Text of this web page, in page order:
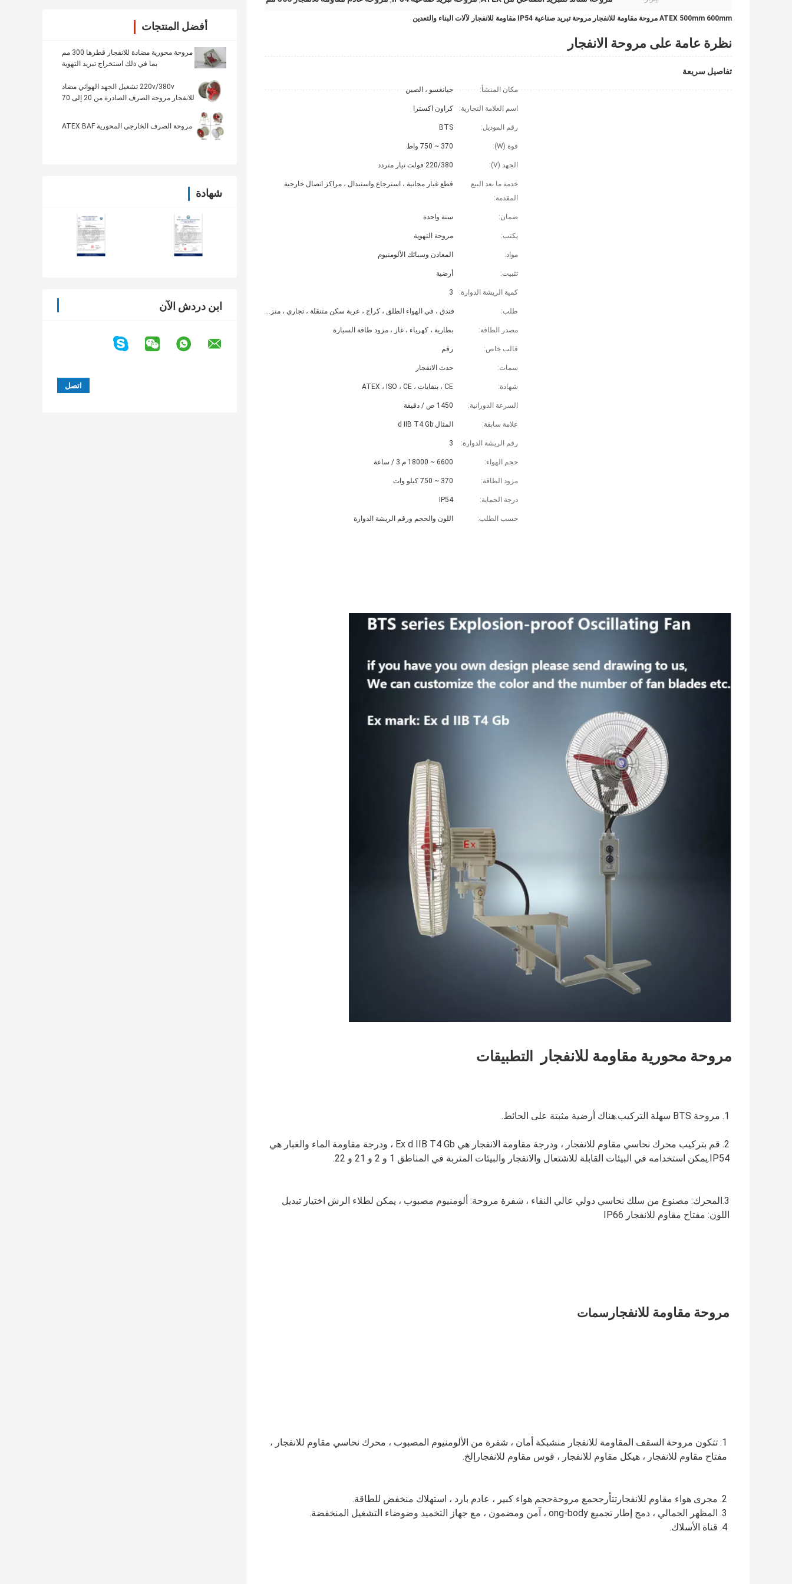
أفضل المنتجات
مروحة محورية مضادة للانفجار قطرها 300 مم
بما في ذلك استخراج تبريد التهوية
220v/380v تشغيل الجهد الهوائي مضاد
للانفجار مروحة الصرف الصادرة من 20 إلى 70
مروحة الصرف الخارجي المحورية ATEX BAF
شهادة
ابن دردش الآن
ATEX 500mm 600mm مروحة مقاومة للانفجار مروحة تبريد صناعية IP54 مقاومة للانفجار لآلات البناء والتعدين
نظرة عامة على مروحة الانفجار
تفاصيل سريعة
مكان المنشأ: جيانغسو ، الصين
اسم العلامة التجارية: كراون اكسترا
رقم الموديل: BTS
قوة (W): 370 ~ 750 واط
الجهد (V): 220/380 فولت تيار متردد
خدمة ما بعد البيع
المقدمة:
قطع غيار مجانية ، استرجاع واستبدال ، مراكز اتصال خارجية
ضمان: سنة واحدة
يكتب: مروحة التهوية
مواد: المعادن وسبائك الألومنيوم
تثبيت: أرضية
كمية الريشة الدوارة: 3
طلب: فندق ، في الهواء الطلق ، كراج ، عربة سكن متنقلة ، تجاري ، منزلي
مصدر الطاقة: بطارية ، كهرباء ، غاز ، مزود طاقة السيارة
قالب خاص: رقم
سمات: حدث الانفجار
شهادة: CE ، بنفايات ، ATEX ، ISO ، CE
السرعة الدورانية: 1450 ص / دقيقة
علامة سابقة: المثال d IIB T4 Gb
رقم الريشة الدوارة: 3
حجم الهواء: 6600 ~ 18000 م 3 / ساعة
مزود الطاقة: 370 ~ 750 كيلو وات
درجة الحماية: IP54
حسب الطلب: اللون والحجم ورقم الريشة الدوارة
مروحة محورية مقاومة للانفجار التطبيقات
1. مروحة BTS سهلة التركيب.هناك أرضية مثبتة على الحائط.
IP54.يمكن استخدامه في البيئات القابلة للاشتعال والانفجار والبيئات المتربة في المناطق 1 و 2 و 21 و 22.
اللون: مفتاح مقاوم للانفجار IP66
مروحة مقاومة للانفجار سمات
1. تتكون مروحة السقف المقاومة للانفجار من
مفتاح مقاوم للانفجار ، هيكل مقاوم للانفجار ، قوس مقاوم للانفجار إلخ.
2. مجرى هواء مقاوم للانفجار تتأرجحمع مروحةحجم هواء كبير ، عادم بارد ، استهلاك منخفض للطاقة.
3. المظهر الجمالي ، دمج إطار تجميع ong-body ، آمن ومضمون ، مع جهاز التخميد وضوضاء التشغيل المنخفضة.
4. قناة الأسلاك.